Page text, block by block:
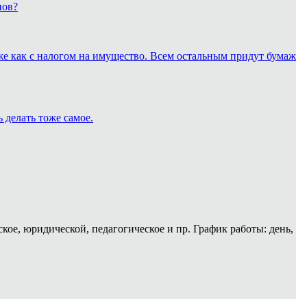
как с налогом на имущество. Всем остальным придут
тоже самое.
юридической, педагогическое и пр. График работы: